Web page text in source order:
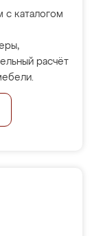
с каталогом
расчёт